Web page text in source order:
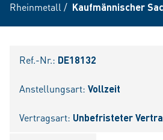
Rheinmetall / Kaufmännischer
Ref.-Nr.: DE18132
Anstellungsart: Vollzeit
Vertragsart: Unbefristeter